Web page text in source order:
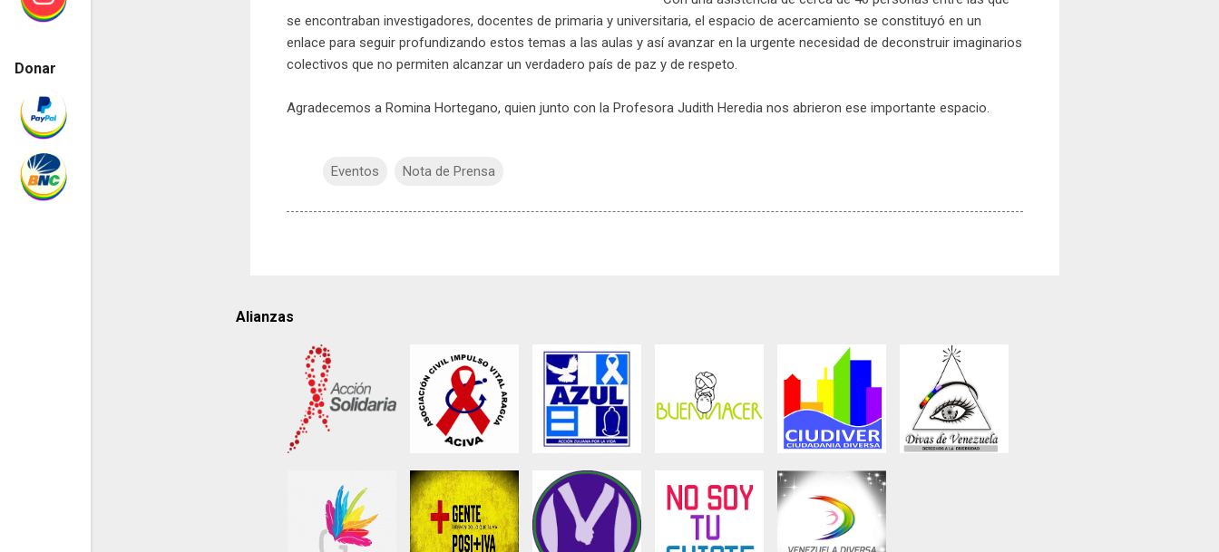
se encontraban investigadores, docentes de primaria y universitaria, el espacio de acercamiento se constituyó en un
enlace para seguir profundizando estos temas a las aulas y así avanzar en la urgente necesidad de deconstruir imaginarios
colectivos que no permiten alcanzar un verdadero país de paz y de respeto.
Agradecemos a Romina Hortegano, quien junto con la Profesora Judith Heredia nos abrieron ese importante espacio.
Eventos Nota de Prensa
Alianzas
Donar